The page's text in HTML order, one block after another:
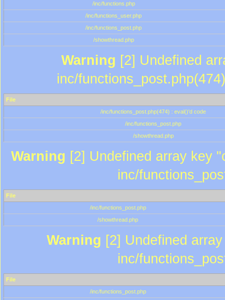
/inc/functions.php
/inc/functions_user.php
/inc/functions_post.php
/showthread.php
Warning [2] Undefined
inc/
File
/inc/functions_post.php(474) : eval()'d code
/inc/functions_post.php
/showthread.php
Warning [2] Undefined array key
inc/
File
/inc/functions_post.php
/showthread.php
Warning [2] Undefined
inc/
File
/inc/functions_post.php